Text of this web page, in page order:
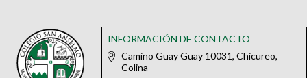
INFORMACIÓN DE CONTACTO
Camino Guay Guay 10031, Chicureo,
Colina